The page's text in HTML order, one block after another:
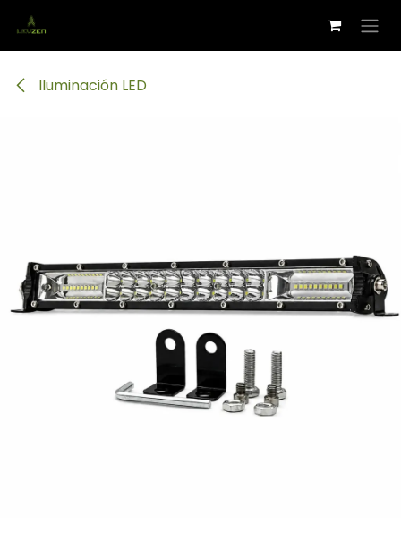
Iluminación LED